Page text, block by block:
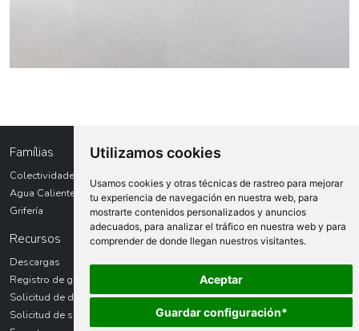
Utilizamos cookies
Usamos cookies y otras técnicas de rastreo para mejorar
tu experiencia de navegación en nuestra web, para
mostrarte contenidos personalizados y anuncios
adecuados, para analizar el tráfico en nuestra web y para
comprender de donde llegan nuestros visitantes.
Aceptar
Guardar configuración*
Famílias
Colectividades
Agua Caliente Sanitaria
Grifería
Recursos
Descargas
Registro de garantías
Solicitud de devolución
Solicitud de servicio técnico